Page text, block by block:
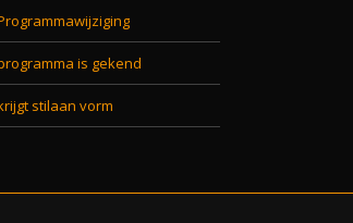
is gekend
stilaan vorm